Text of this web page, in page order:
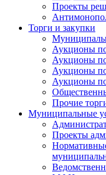
Проекты
Торги и закупки
Аукционы
Аукционы
Аукционы
Аукционы
Прочие
Муниципальные
Проекты